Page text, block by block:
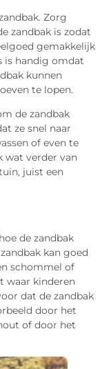
Zorg
zandbak is zodat
gemakkelijk
is handig omdat
kunnen
te lopen.
de zandbak
ze snel naar
of even te
wat verder van
juist een
de zandbak
kan goed
schommel of
waar kinderen
dat de zandbak
door het
of door het